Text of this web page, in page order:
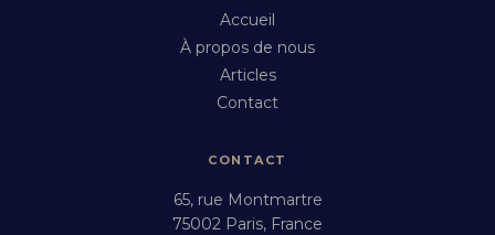
Accueil
À propos de nous
Articles
Contact
CONTACT
65, rue Montmartre
75002 Paris, France